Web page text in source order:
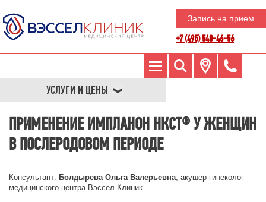
Запись на прием
+7 (495) 540-46-56
УСЛУГИ И ЦЕНЫ
ПРИМЕНЕНИЕ ИМПЛАНОН НКСТ® У ЖЕНЩИН
В ПОСЛЕРОДОВОМ ПЕРИОДЕ
Консультант: Болдырева Ольга Валерьевна, акушер-гинеколог
медицинского центра Вэссел Клиник.